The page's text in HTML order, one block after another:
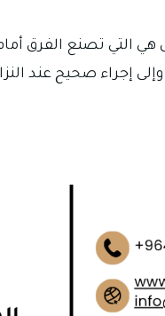
التي تصنع الفرق
إجراء صحيح عند